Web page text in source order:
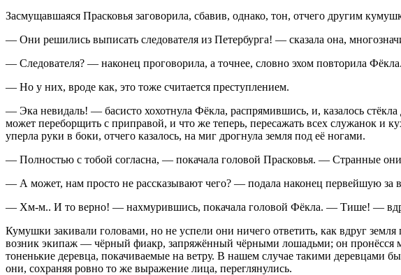
Засмущавшаяся Прасковья заговорила, сбавив, однако, тон, отчего другим
— Они решились выписать следователя из Петербурга! — сказала она,
— Следователя? — наконец проговорила, а точнее, словно эхом повторила
— Но у них, вроде как, это тоже считается преступлением.
— Эка невидаль! — басисто хохотнула Фёкла, распрямившись, и, казалось
может переборщить с приправой, и что же теперь, пересажать всех служанок и
уперла руки в боки, отчего казалось, на миг дрогнула земля под её ногами.
— Полностью с тобой согласна, — покачала головой Прасковья. — Странные
— А может, нам просто не рассказывают чего? — подала наконец первейшую за
— Хм-м.. И то верно! — нахмурившись, покачала головой Фёкла. — Тише! —
Кумушки закивали головами, но не успели они ничего ответить, как вдруг
возник экипаж — чёрный фиакр, запряжённый чёрными лошадьми; он пронёсся
тоненькие деревца, покачиваемые на ветру. В нашем случае такими
они, сохраняя ровно то же выражение лица, переглянулись.